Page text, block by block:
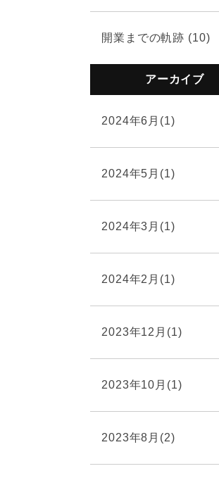
開業までの軌跡 (10)
アーカイブ
2024年6月(1)
2024年5月(1)
2024年3月(1)
2024年2月(1)
2023年12月(1)
2023年10月(1)
2023年8月(2)